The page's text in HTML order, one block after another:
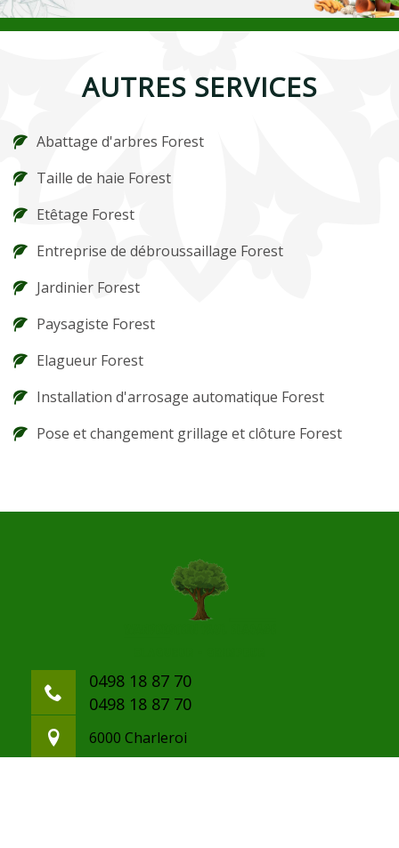
AUTRES SERVICES
Abattage d'arbres Forest
Taille de haie Forest
Etêtage Forest
Entreprise de débroussaillage Forest
Jardinier Forest
Paysagiste Forest
Elagueur Forest
Installation d'arrosage automatique Forest
Pose et changement grillage et clôture Forest
0498 18 87 70
0498 18 87 70
6000 Charleroi